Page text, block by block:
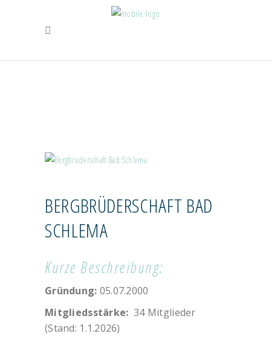
BERGBRÜDERSCHAFT BAD
SCHLEMA
Kurze Beschreibung:
Gründung: 05.07.2000
Mitgliedsstärke: 34 Mitglieder
(Stand: 1.1.2026)